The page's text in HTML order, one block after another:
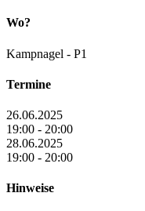
Wo?
Kampnagel - P1
Termine
26.06.2025
19:00 - 20:00
28.06.2025
19:00 - 20:00
Hinweise